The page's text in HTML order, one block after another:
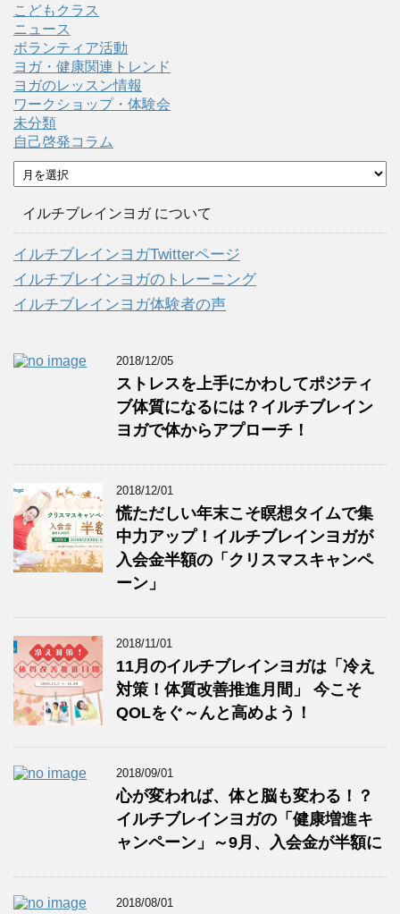
こどもクラス
ニュース
ボランティア活動
ヨガ・健康関連トレンド
ヨガのレッスン情報
ワークショップ・体験会
未分類
自己啓発コラム
ア
ー
イルチブレインヨガ について
イルチブレインヨガTwitterページ
イルチブレインヨガのトレーニング
イルチブレインヨガ体験者の声
2018/12/05
ストレスを上手にかわしてポジティ
ブ体質になるには？イルチブレイン
ヨガで体からアプローチ！
2018/12/01
慌ただしい年末こそ瞑想タイムで集
中力アップ！イルチブレインヨガが
入会金半額の「クリスマスキャンペ
ーン」
2018/11/01
11月のイルチブレインヨガは「冷え
対策！体質改善推進月間」 今こそ
QOLをぐ～んと高めよう！
2018/09/01
心が変われば、体と脳も変わる！？
イルチブレインヨガの「健康増進キ
ャンペーン」～9月、入会金が半額に
2018/08/01